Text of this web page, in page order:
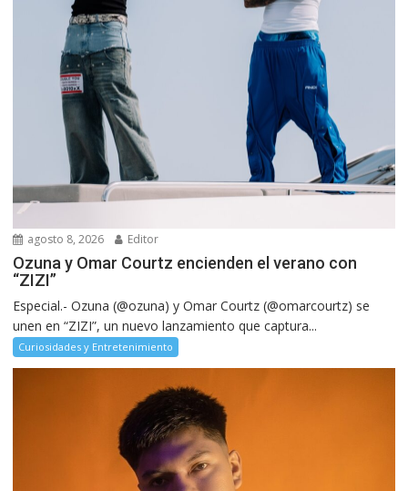
agosto 8, 2026 Editor
Ozuna y Omar Courtz encienden el verano con
“ZIZI”
Especial.- Ozuna (@ozuna) y Omar Courtz (@omarcourtz) se
unen en “ZIZI”, un nuevo lanzamiento que captura...
Curiosidades y Entretenimiento